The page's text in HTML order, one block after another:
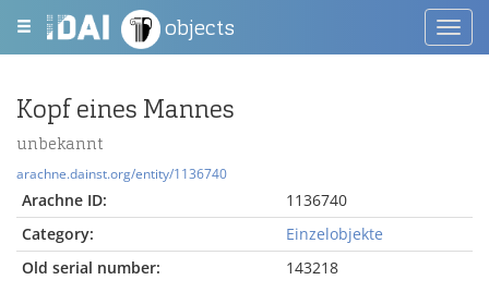
objects
Kopf eines Mannes
unbekannt
arachne.dainst.org/entity/1136740
Arachne ID:
1136740
Category:
Einzelobjekte
Old serial number:
143218